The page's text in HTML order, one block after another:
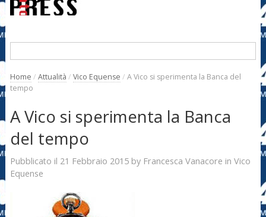
Home / Attualità / Vico Equense / A Vico si sperimenta la Banca del
tempo
A Vico si sperimenta la Banca
del tempo
Pubblicato il 21 Febbraio 2015by Francesca Vanacore in Vico
Equense